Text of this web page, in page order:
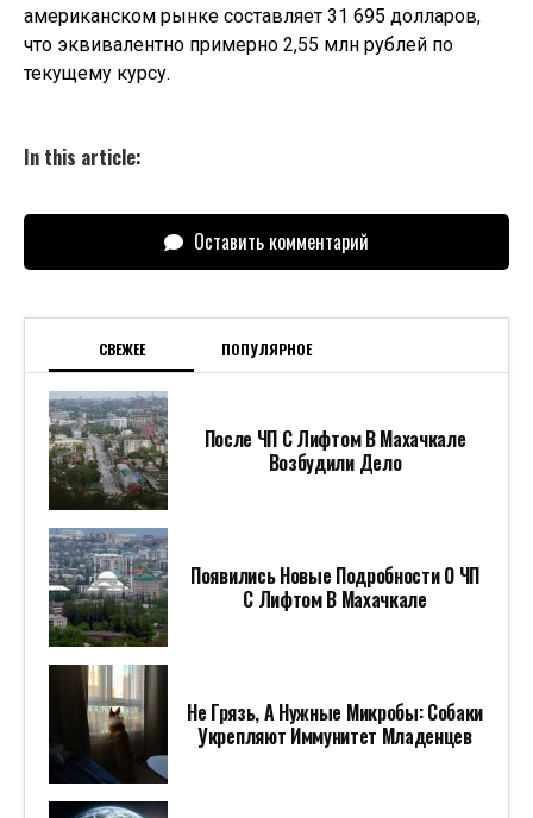
американском рынке составляет 31 695 долларов,
что эквивалентно примерно 2,55 млн рублей по
текущему курсу.
In this article:
Оставить комментарий
СВЕЖЕЕ ПОПУЛЯРНОЕ
После ЧП С Лифтом В Махачкале
Возбудили Дело
Появились Новые Подробности О ЧП
С Лифтом В Махачкале
Не Грязь, А Нужные Микробы: Собаки
Укрепляют Иммунитет Младенцев